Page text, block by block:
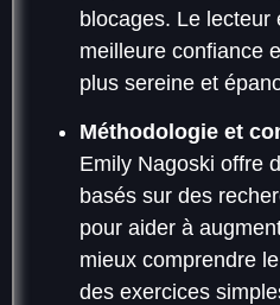
blocages. Le lecteur
meilleure confiance
plus sereine et
Méthodologie et
Emily Nagoski offre
basés sur des
pour aider à
mieux comprendre
des exercices